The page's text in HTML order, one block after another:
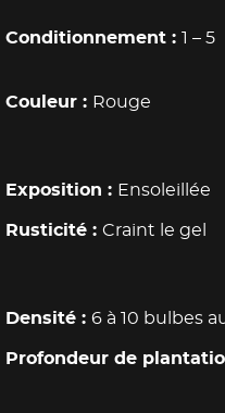
Conditionnement 1 –5
Couleur Rouge
Exposition Ensoleillée
Rusticité Craint le gel
Densité 6 à 10 bulbes
Profondeur de